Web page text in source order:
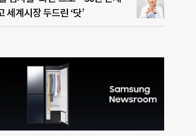
세계시장 두드린 ‘닷’